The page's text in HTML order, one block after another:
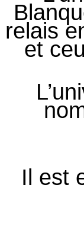
relais
et
Il est